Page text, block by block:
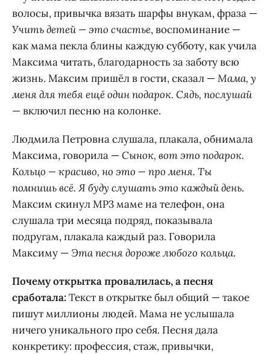
волосы, привычка вязать шарфы внукам, фраза —
Учить детей — это счастье, воспоминание —
как мама пекла блины каждую субботу, как учила
Максима читать, благодарность за заботу всю
жизнь. Максим пришёл в гости, сказал —Мама, у
меня для тебя ещё один подарок. Сядь, послушай
— включил песню на колонке.
Людмила Петровна слушала, плакала, обнимала
Максима, говорила —Сынок, вот это подарок.
Кольцо — красиво, но это — про меня. Ты
помнишь всё. Я буду слушать это каждый день.
Максим скинул MP3 маме на телефон, она
слушала три месяца подряд, показывала
подругам, плакала каждый раз. Говорила
Максиму —Эта песня дороже любого кольца.
Почему открытка провалилась, а песня
сработала:Текст в открытке был общий — такое
пишут миллионы людей. Мама не услышала
ничего уникального про себя. Песня дала
конкретику: профессия, стаж, привычки,